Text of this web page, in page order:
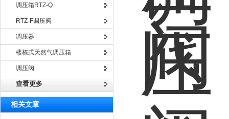
调压箱RTZ-Q
RTZ-F调压阀
调压器
楼栋式天然气调压箱
调压阀
查看更多
相关文章